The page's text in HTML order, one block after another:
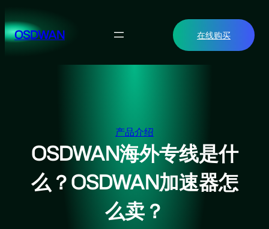
至
内OSDWAN 在线购买
产品介绍
OSDWAN海外专线是什
么？OSDWAN加速器怎
么卖？